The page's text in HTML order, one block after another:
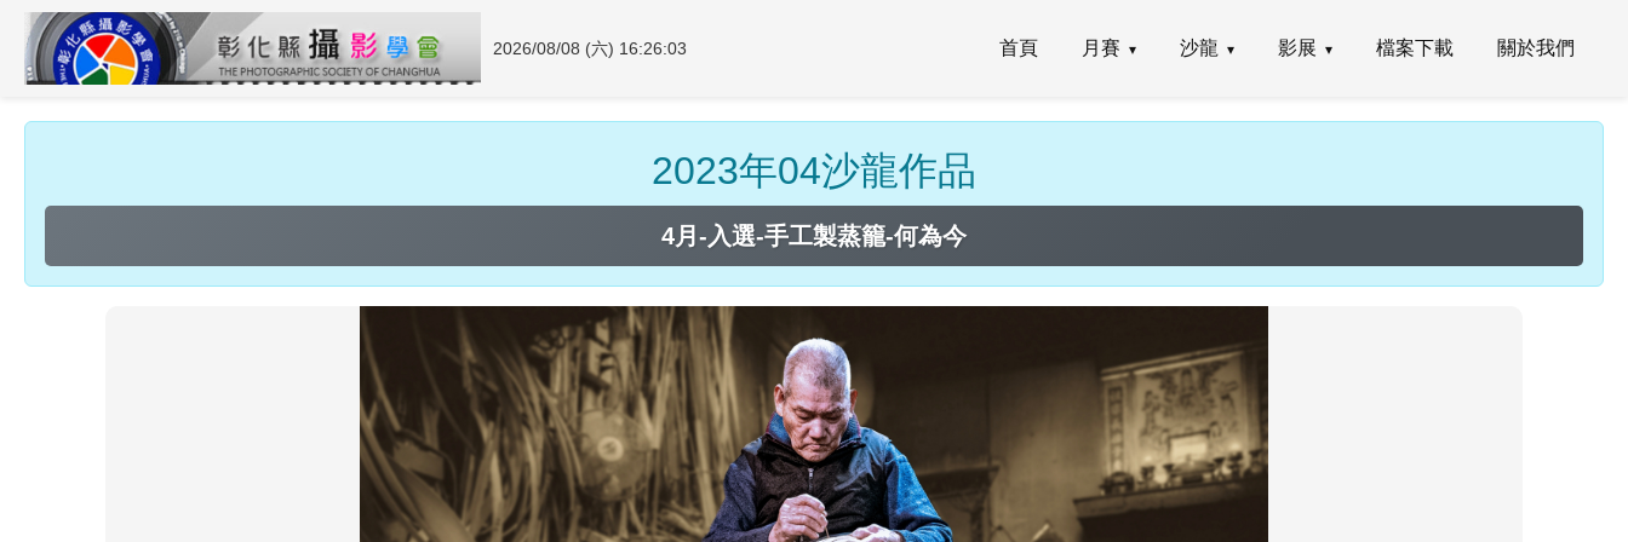
2026/08/08 (六) 16:26:04 首頁 月賽 沙龍 影展 檔案下載 關於我們
2023年04沙龍作品
4月-入選-手工製蒸籠-何為今